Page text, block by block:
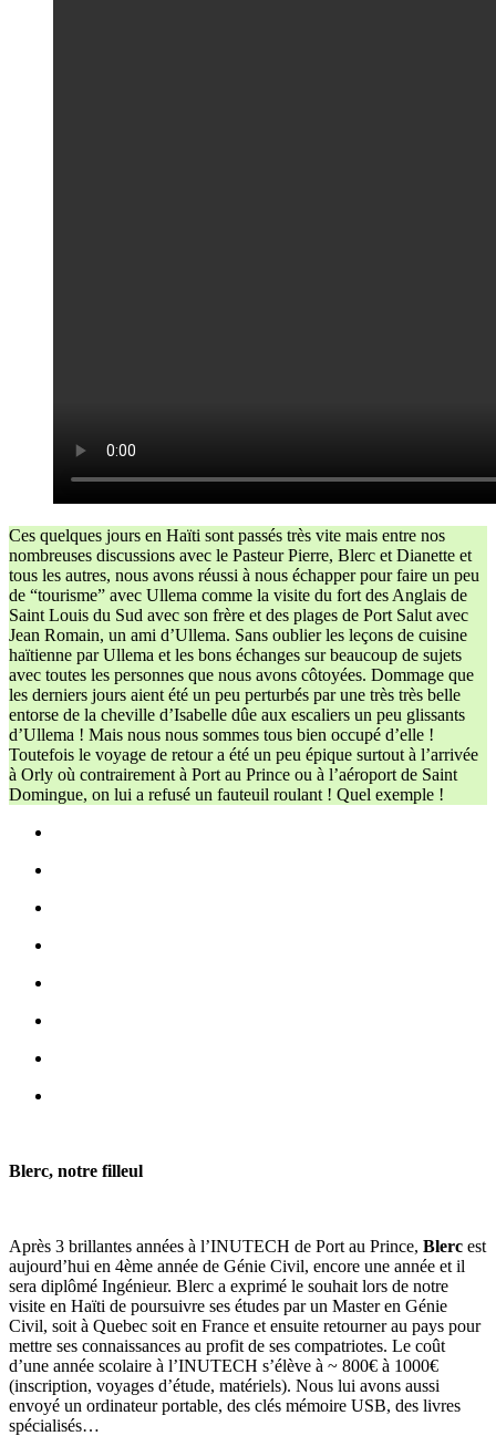
Ces quelques jours en Haïti sont passés très vite mais entre nos
nombreuses discussions avec le Pasteur Pierre, Blerc et Dianette et
tous les autres, nous avons réussi à nous échapper pour faire un peu
de “tourisme” avec Ullema comme la visite du fort des Anglais de
Saint Louis du Sud avec son frère et des plages de Port Salut avec
Jean Romain, un ami d’Ullema. Sans oublier les leçons de cuisine
haïtienne par Ullema et les bons échanges sur beaucoup de sujets
avec toutes les personnes que nous avons côtoyées. Dommage que
les derniers jours aient été un peu perturbés par une très très belle
entorse de la cheville d’Isabelle dûe aux escaliers un peu glissants
d’Ullema ! Mais nous nous sommes tous bien occupé d’elle !
Toutefois le voyage de retour a été un peu épique surtout à l’arrivée
à Orly où contrairement à Port au Prince ou à l’aéroport de Saint
Domingue, on lui a refusé un fauteuil roulant ! Quel exemple !
Blerc, notre filleul
Après 3 brillantes années à l’INUTECH de Port au Prince, Blerc est
aujourd’hui en 4ème année de Génie Civil, encore une année et il
sera diplômé Ingénieur. Blerc a exprimé le souhait lors de notre
visite en Haïti de poursuivre ses études par un Master en Génie
Civil, soit à Quebec soit en France et ensuite retourner au pays pour
mettre ses connaissances au profit de ses compatriotes. Le coût
d’une année scolaire à l’INUTECH s’élève à ~ 800€ à 1000€
(inscription, voyages d’étude, matériels). Nous lui avons aussi
envoyé un ordinateur portable, des clés mémoire USB, des livres
spécialisés…